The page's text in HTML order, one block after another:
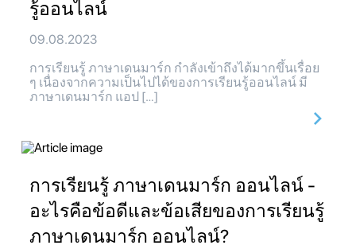
รู้ออนไลน์
09.08.2023
การเรียนรู้ ภาษาเดนมาร์ก กำลังเข้าถึงได้มากขึ้นเรื่อย
ๆ เนื่องจากความเป็นไปได้ของการเรียนรู้ออนไลน์ มี
ภาษาเดนมาร์ก แอป […]
การเรียนรู้ ภาษาเดนมาร์ก ออนไลน์ -
อะไรคือข้อดีและข้อเสียของการเรียนรู้
ภาษาเดนมาร์ก ออนไลน์?